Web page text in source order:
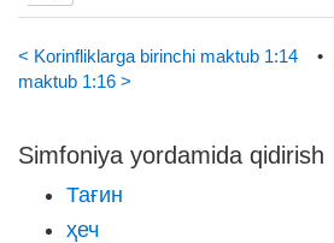
< Korinfliklarga birinchi maktub 1:14 •
maktub 1:16 >
Simfoniya yordamida qidirish
Тағин
ҳеч